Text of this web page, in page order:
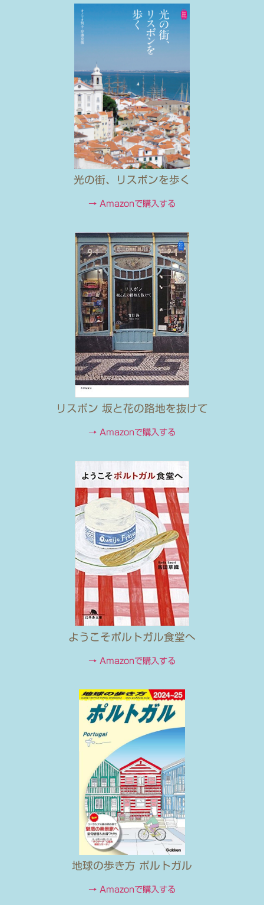
光の街、リスボンを歩く
→ Amazonで購入する
リスボン 坂と花の路地を抜けて
→ Amazonで購入する
ようこそポルトガル食堂へ
→ Amazonで購入する
地球の歩き方 ポルトガル
→ Amazonで購入する